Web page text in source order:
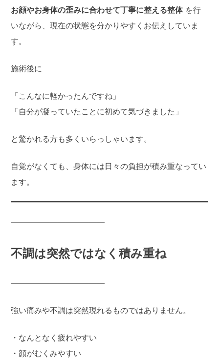
お顔やお身体の歪みに合わせて丁寧に整える整体を行
いながら、現在の状態を分かりやすくお伝えしていま
す。
施術後に
「こんなに軽かったんですね」
「自分が凝っていたことに初めて気づきました」
と驚かれる方も多くいらっしゃいます。
自覚がなくても、身体には日々の負担が積み重なってい
ます。
――――――――――――
不調は突然ではなく積み重ね
――――――――――――
強い痛みや不調は突然現れるものではありません。
・なんとなく疲れやすい
・顔がむくみやすい